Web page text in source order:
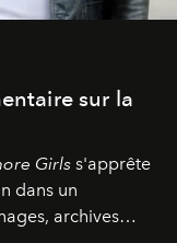
sur la
Girls s'apprête
dans un
archives